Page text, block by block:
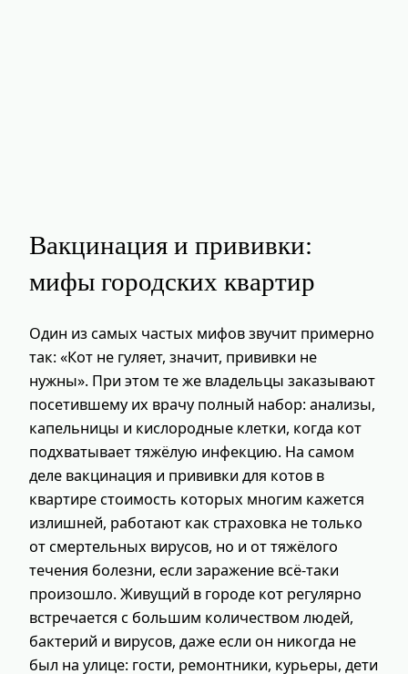
Вакцинация и прививки:
мифы городских квартир
Один из самых частых мифов звучит примерно
так: «Кот не гуляет, значит, прививки не
нужны». При этом те же владельцы заказывают
посетившему их врачу полный набор: анализы,
капельницы и кислородные клетки, когда кот
подхватывает тяжёлую инфекцию. На самом
деле вакцинация и прививки для котов в
квартире стоимость которых многим кажется
излишней, работают как страховка не только
от смертельных вирусов, но и от тяжёлого
течения болезни, если заражение всё-таки
произошло. Живущий в городе кот регулярно
встречается с большим количеством людей,
бактерий и вирусов, даже если он никогда не
был на улице: гости, ремонтники, курьеры, дети